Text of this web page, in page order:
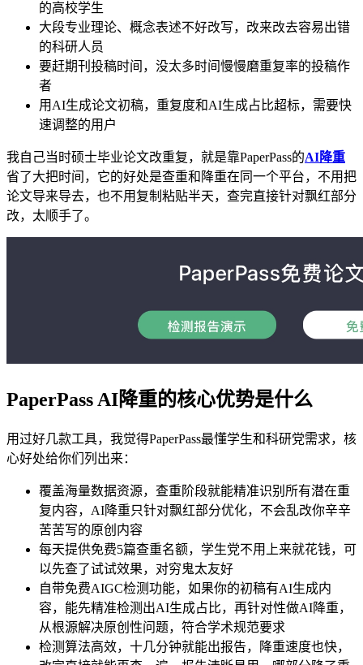
的高校学生
大段专业理论、概念表述不好改写，改来改去容易出错
的科研人员
要赶期刊投稿时间，没太多时间慢慢磨重复率的投稿作
者
用AI生成论文初稿，重复度和AI生成占比超标，需要快
速调整的用户
我自己当时硕士毕业论文改重复，就是靠PaperPass的AI降重
省了大把时间，它的好处是查重和降重在同一个平台，不用把
论文导来导去，也不用复制粘贴半天，查完直接针对飘红部分
改，太顺手了。
PaperPass AI降重的核心优势是什么
用过好几款工具，我觉得PaperPass最懂学生和科研党需求，核
心好处给你们列出来：
覆盖海量数据资源，查重阶段就能精准识别所有潜在重
复内容，AI降重只针对飘红部分优化，不会乱改你辛辛
苦苦写的原创内容
每天提供免费5篇查重名额，学生党不用上来就花钱，可
以先查了试试效果，对穷鬼太友好
自带免费AIGC检测功能，如果你的初稿有AI生成内
容，能先精准检测出AI生成占比，再针对性做AI降重，
从根源解决原创性问题，符合学术规范要求
检测算法高效，十几分钟就能出报告，降重速度也快，